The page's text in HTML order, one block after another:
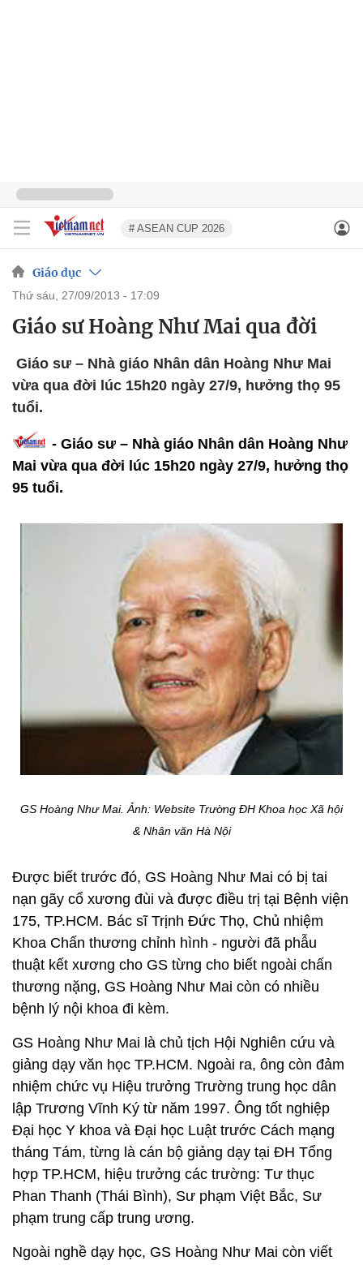
# ASEAN CUP 2026
Giáo dục
thứ sáu, 27/09/2013 - 17:09
Giáo sư Hoàng Như Mai qua đời
Giáo sư – Nhà giáo Nhân dân Hoàng Như Mai
vừa qua đời lúc 15h20 ngày 27/9, hưởng thọ 95
tuổi.
- Giáo sư – Nhà giáo Nhân dân Hoàng Như
Mai vừa qua đời lúc 15h20 ngày 27/9, hưởng thọ
95 tuổi.
GS Hoàng Như Mai. Ảnh: Website Trường ĐH Khoa học Xã hội
& Nhân văn Hà Nội
Được biết trước đó, GS Hoàng Như Mai có bị tai
nạn gãy cổ xương đùi và được điều trị tại Bệnh viện
175, TP.HCM. Bác sĩ Trịnh Đức Thọ, Chủ nhiệm
Khoa Chấn thương chỉnh hình - người đã phẫu
thuật kết xương cho GS từng cho biết ngoài chấn
thương nặng, GS Hoàng Như Mai còn có nhiều
bệnh lý nội khoa đi kèm.
GS Hoàng Như Mai là chủ tịch Hội Nghiên cứu và
giảng dạy văn học TP.HCM. Ngoài ra, ông còn đảm
nhiệm chức vụ Hiệu trưởng Trường trung học dân
lập Trương Vĩnh Ký từ năm 1997. Ông tốt nghiệp
Đại học Y khoa và Đại học Luật trước Cách mạng
tháng Tám, từng là cán bộ giảng dạy tại ĐH Tổng
hợp TP.HCM, hiệu trưởng các trường: Tư thục
Phan Thanh (Thái Bình), Sư phạm Việt Bắc, Sư
phạm trung cấp trung ương.
Ngoài nghề dạy học, GS Hoàng Như Mai còn viết